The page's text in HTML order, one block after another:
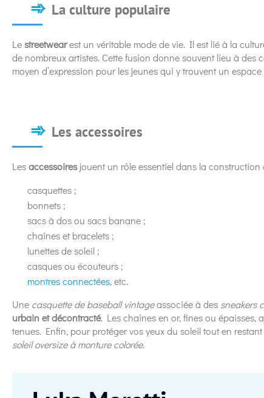
La culture populaire
Lestreetwearest un véritable mode de vie. Il est lié à la
de nombreux artistes. Cette fusion donne souvent lieu à des
moyen d’expression pour les jeunes qui y trouvent un
Les accessoires
Lesaccessoiresjouent un rôle essentiel dans la construction
casquettes ;
bonnets ;
sacs à dos ou sacs banane ;
chaînes et bracelets ;
lunettes de soleil ;
casques ou écouteurs ;
montres connectées, etc.
Une casquette de baseball vintageassociée à des sneakers
urbain et décontracté. Les chaînes en or, fines ou épaisses,
tenues. Enfin, pour protéger vos yeux du soleil tout en restant
soleil oversize à monture colorée.